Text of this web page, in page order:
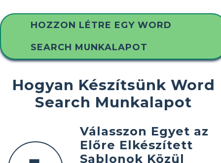
HOZZON LÉTRE EGY WORD
SEARCH MUNKALAPOT
Hogyan Készítsünk Word
Search Munkalapot
Válasszon Egyet az
Előre Elkészített
Sablonok Közül